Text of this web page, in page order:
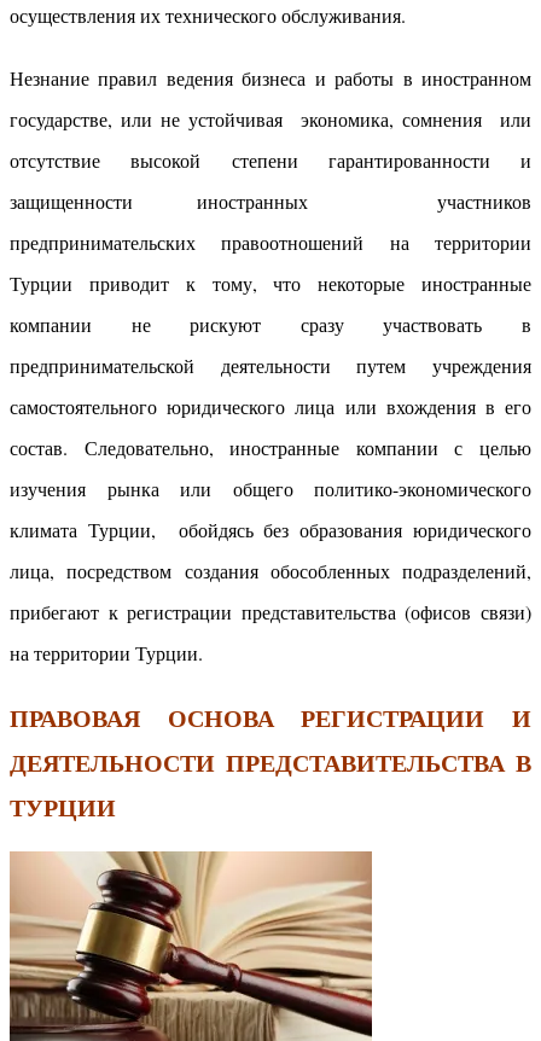
осуществления их технического обслуживания.
Незнание правил ведения бизнеса и работы в иностранном
государстве, или не устойчивая экономика, сомнения или
отсутствие высокой степени гарантированности и
защищенности иностранных участников
предпринимательских правоотношений на территории
Турции приводит к тому, что некоторые иностранные
компании не рискуют сразу участвовать в
предпринимательской деятельности путем учреждения
самостоятельного юридического лица или вхождения в его
состав. Следовательно, иностранные компании с целью
изучения рынка или общего политико-экономического
климата Турции, обойдясь без образования юридического
лица, посредством создания обособленных подразделений,
прибегают к регистрации представительства (офисов связи)
на территории Турции.
ПРАВОВАЯ ОСНОВА РЕГИСТРАЦИИ И
ДЕЯТЕЛЬНОСТИ ПРЕДСТАВИТЕЛЬСТВА В
ТУРЦИИ